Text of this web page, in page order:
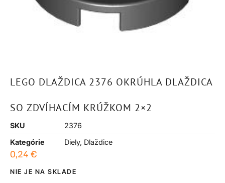
LEGO DLAŽDICA 2376 OKRÚHLA DLAŽDICA
SO ZDVÍHACÍM KRÚŽKOM 2×2
SKU
2376
Kategórie
Diely, Dlaždice
0,24 €
NIE JE NA SKLADE